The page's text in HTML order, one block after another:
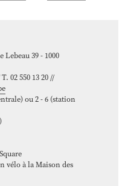
Lebeau 39 - 1000
02 550 13 20 //
ou 2 - 6 (station
vélo à la Maison des